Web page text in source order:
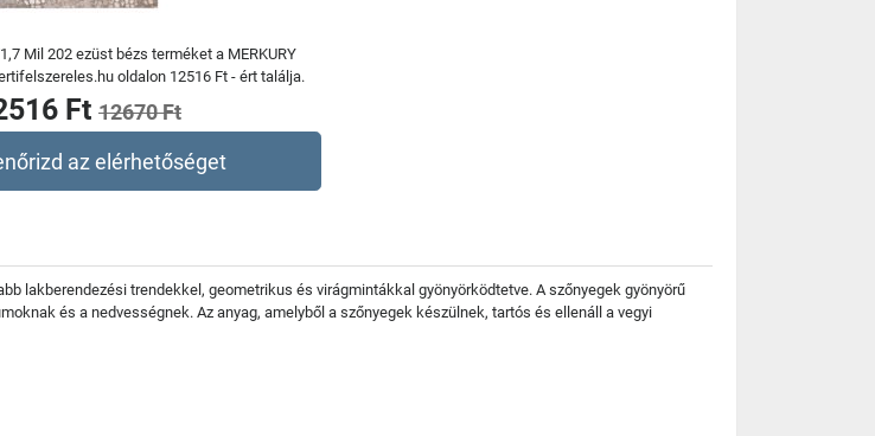
Mil 202 ezüst bézs terméket a MERKURY
oldalon 12516 Ft - ért találja.
Ft 12670 Ft
az elérhetőséget
lakberendezési trendekkel, geometrikus és virágmintákkal gyönyörködtetve. A szőnyegek gyönyörű
és a nedvességnek. Az anyag, amelyből a szőnyegek készülnek, tartós és ellenáll a vegyi